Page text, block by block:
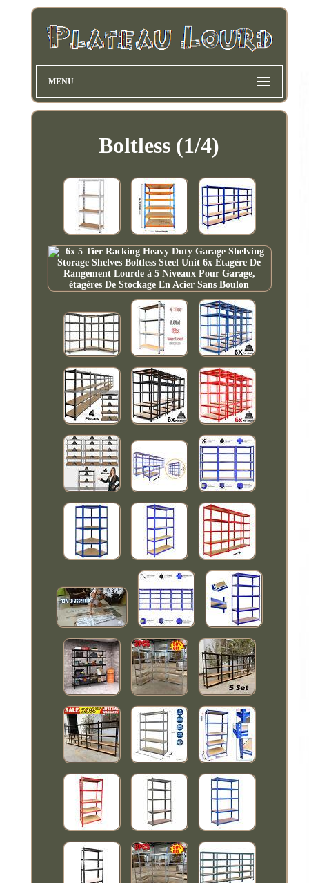
MENU
Boltless (1/4)